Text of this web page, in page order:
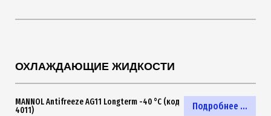
ОХЛАЖДАЮЩИЕ ЖИДКОСТИ
Подробнее ...
MANNOL Antifreeze AG11 Longterm -40 °C (код
4011)